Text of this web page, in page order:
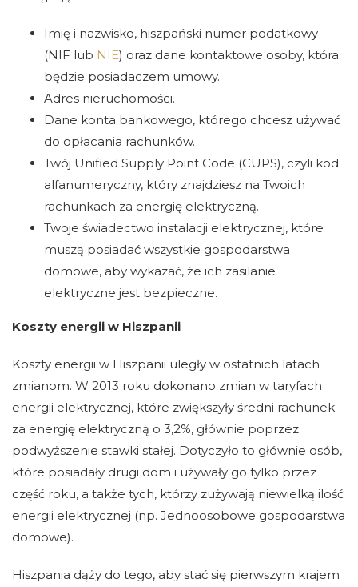
Imię i nazwisko, hiszpański numer podatkowy
(NIF lub NIE) oraz dane kontaktowe osoby, która
będzie posiadaczem umowy.
Adres nieruchomości.
Dane konta bankowego, którego chcesz używać
do opłacania rachunków.
Twój Unified Supply Point Code (CUPS), czyli kod
alfanumeryczny, który znajdziesz na Twoich
rachunkach za energię elektryczną.
Twoje świadectwo instalacji elektrycznej, które
muszą posiadać wszystkie gospodarstwa
domowe, aby wykazać, że ich zasilanie
elektryczne jest bezpieczne.
Koszty energii w Hiszpanii
Koszty energii w Hiszpanii uległy w ostatnich latach
zmianom. W 2013 roku dokonano zmian w taryfach
energii elektrycznej, które zwiększyły średni rachunek
za energię elektryczną o 3,2%, głównie poprzez
podwyższenie stawki stałej. Dotyczyło to głównie osób,
które posiadały drugi dom i używały go tylko przez
część roku, a także tych, którzy zużywają niewielką ilość
energii elektrycznej (np. Jednoosobowe gospodarstwa
domowe).
Hiszpania dąży do tego, aby stać się pierwszym krajem